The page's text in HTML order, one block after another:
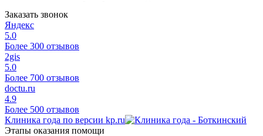
Заказать звонок
Яндекс
5.0
Более 300 отзывов
2gis
5.0
Более 700 отзывов
doctu.ru
4.9
Более 500 отзывов
Клиника года по версии kp.ru
Этапы оказания помощи